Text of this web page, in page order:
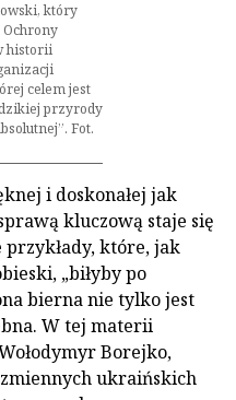
który
Ochrony
historii
celem jest
przyrody
Fot.
i doskonałej jak
kluczową staje się
przykłady, które, jak
„biłyby po
bierna nie tylko jest
W tej materii
Borejko,
ukraińskich